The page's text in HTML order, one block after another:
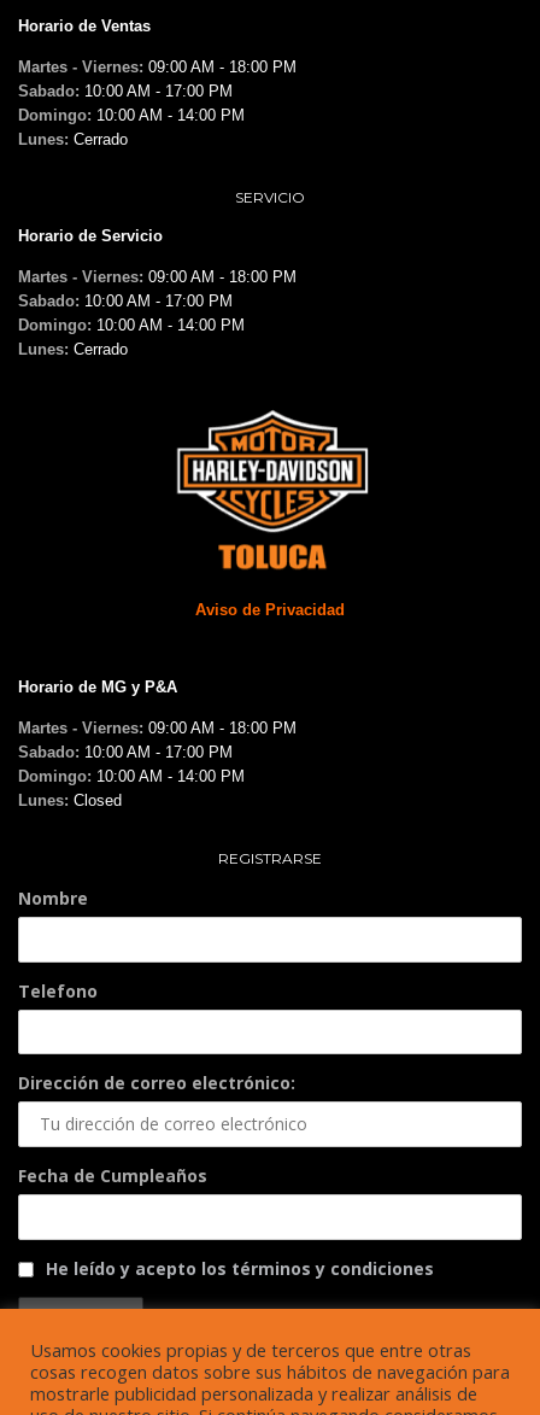
Horario de Ventas
Martes - Viernes: 09:00 AM - 18:00 PM
Sabado: 10:00 AM - 17:00 PM
Domingo: 10:00 AM - 14:00 PM
Lunes: Cerrado
SERVICIO
Horario de Servicio
Martes - Viernes: 09:00 AM - 18:00 PM
Sabado: 10:00 AM - 17:00 PM
Domingo: 10:00 AM - 14:00 PM
Lunes: Cerrado
Aviso de Privacidad
Horario de MG y P&A
Martes - Viernes: 09:00 AM - 18:00 PM
Sabado: 10:00 AM - 17:00 PM
Domingo: 10:00 AM - 14:00 PM
Lunes: Closed
REGISTRARSE
Nombre
Telefono
Dirección de correo electrónico:
Fecha de Cumpleaños
He leído y acepto los términos y condiciones
Usamos cookies propias y de terceros que entre otras
cosas recogen datos sobre sus hábitos de navegación para
mostrarle publicidad personalizada y realizar análisis de